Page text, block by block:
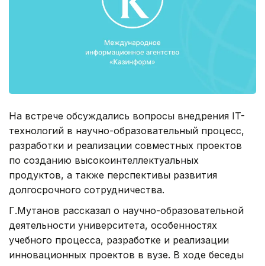
На встрече обсуждались вопросы внедрения IT-
технологий в научно-образовательный процесс,
разработки и реализации совместных проектов
по созданию высокоинтеллектуальных
продуктов, а также перспективы развития
долгосрочного сотрудничества.
Г.Мутанов рассказал о научно-образовательной
деятельности университета, особенностях
учебного процесса, разработке и реализации
инновационных проектов в вузе. В ходе беседы